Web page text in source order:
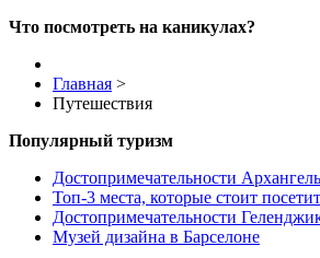
Что посмотреть на каникулах?
Главная >
Путешествия
Популярный туризм
Достопримечательности
Топ-3 места, которые стоит
Достопримечательности
Музей дизайна в Барселоне